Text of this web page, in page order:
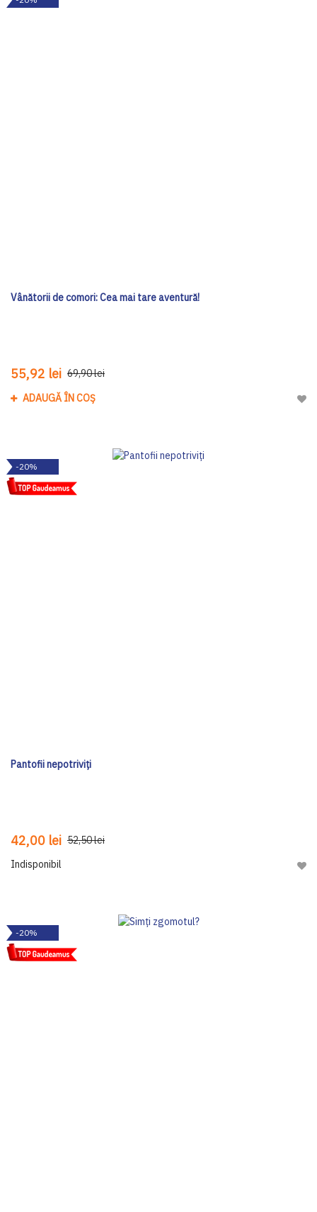
Vânătorii de comori: Cea mai tare aventură!
55,92 lei 69,90 lei
ADAUGĂ ÎN COȘ
-20%
Pantofii nepotriviți
42,00 lei 52,50 lei
Indisponibil
-20%